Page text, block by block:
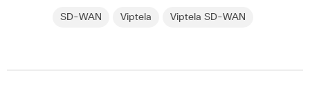
SD-WAN Viptela Viptela SD-WAN